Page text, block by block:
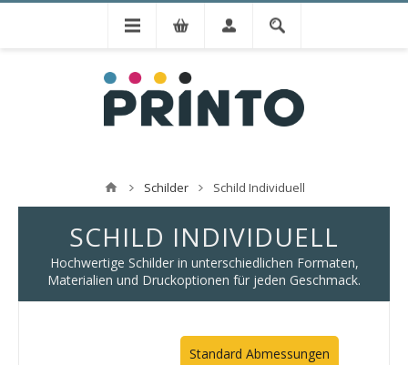
Schilder Schild Individuell
SCHILD INDIVIDUELL
Hochwertige Schilder in unterschiedlichen Formaten,
Materialien und Druckoptionen für jeden Geschmack.
Standard Abmessungen